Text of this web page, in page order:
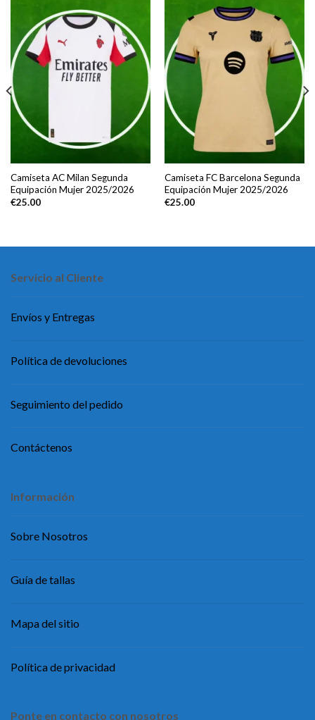
Camiseta AC Milan Segunda
Equipación Mujer 2025/2026
€25.00
Camiseta FC Barcelona Segunda
Equipación Mujer 2025/2026
€25.00
Servicio al Cliente
Envíos y Entregas
Política de devoluciones
Seguimiento del pedido
Contáctenos
Información
Sobre Nosotros
Guía de tallas
Mapa del sitio
Política de privacidad
Ponte en contacto con nosotros